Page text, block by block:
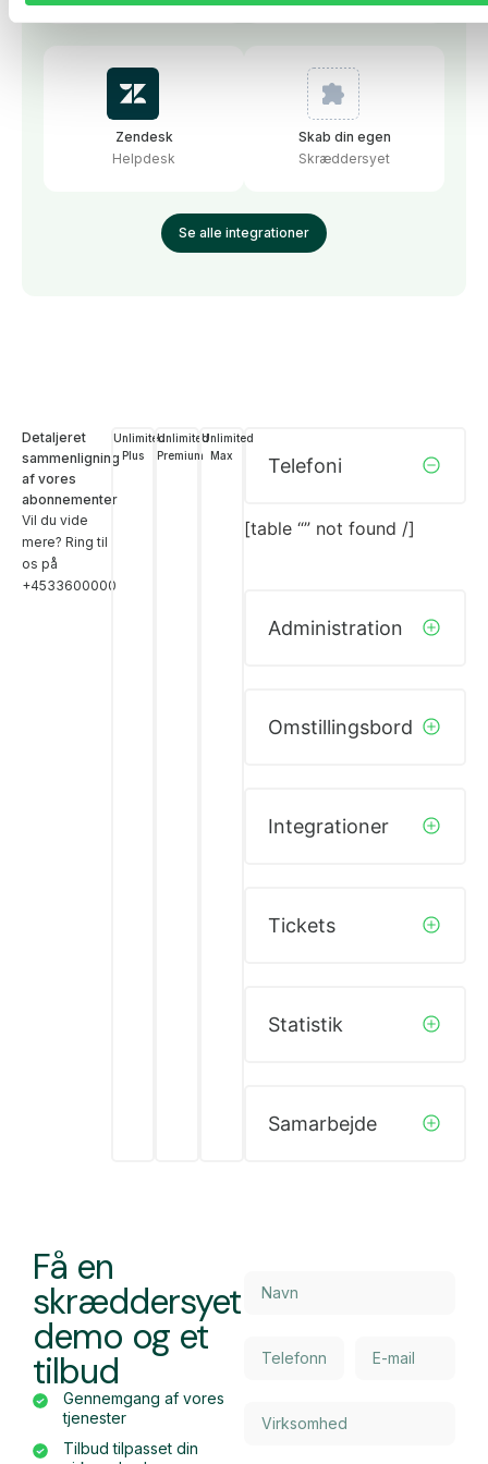
Zendesk
Helpdesk
Skab din egen
Skræddersyet
Se alle integrationer
Detaljeret
sammenligning
af vores
abonnementer
Vil du vide
mere? Ring til
os på
+4533600000
Unlimited
Plus
Unlimited
Premium
Unlimited
Max
Telefoni
[table “” not found /]
Administration
Omstillingsbord
Integrationer
Tickets
Statistik
Samarbejde
Få en
skræddersyet
demo og et
tilbud
Gennemgang af vores
tjenester
Tilbud tilpasset din